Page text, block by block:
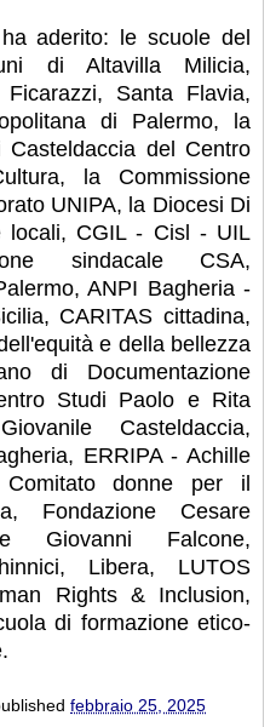
aderito: le scuole del
di Altavilla Milicia,
Ficarazzi, Santa Flavia,
di Palermo, la
del Centro
la Commissione
UNIPA, la Diocesi Di
locali, CGIL - Cisl - UIL
sindacale CSA,
ANPI Bagheria -
CARITAS cittadina,
e della bellezza
di Documentazione
Studi Paolo e Rita
Casteldaccia,
ERRIPA - Achille
donne per il
Fondazione Cesare
Giovanni Falcone,
Libera, LUTOS
Rights & Inclusion,
di formazione etico-
febbraio 25, 2025